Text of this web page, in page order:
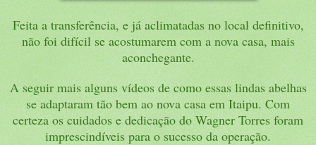
Feita a transferência, e já aclimatadas no local definitivo,
não foi difícil se acostumarem com a nova casa, mais
aconchegante.
A seguir mais alguns vídeos de como essas lindas abelhas
se adaptaram tão bem ao nova casa em Itaipu. Com
certeza os cuidados e dedicação do Wagner Torres foram
imprescindíveis para o sucesso da operação.